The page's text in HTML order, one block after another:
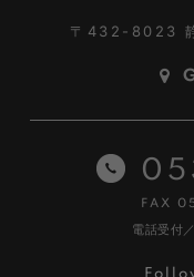
〒432-8023
FAX
電話受付